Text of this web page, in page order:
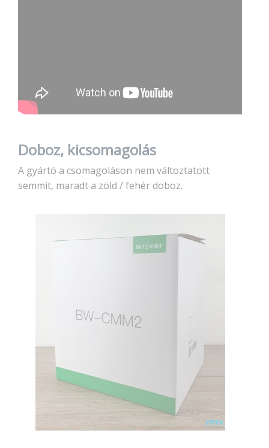
Doboz, kicsomagolás
A gyártó a csomagoláson nem változtatott
semmit, maradt a zöld / fehér doboz.